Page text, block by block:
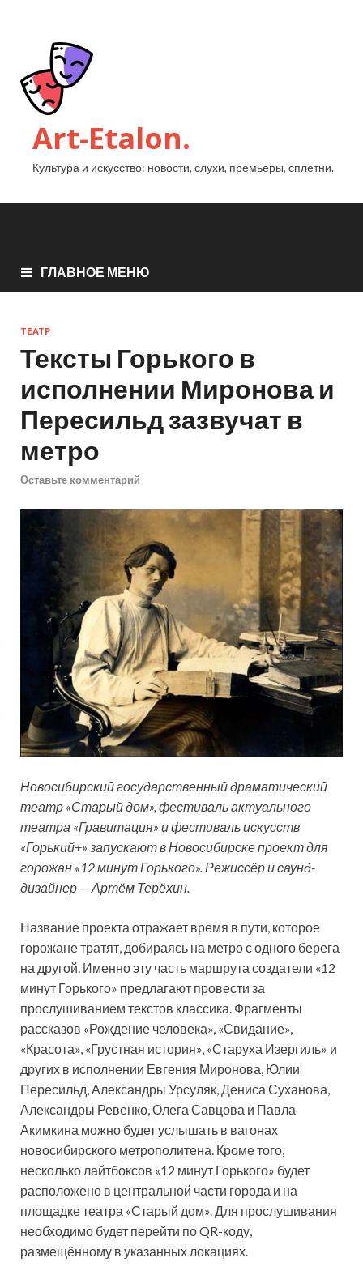
Art-Etalon.
Культура и искусство: новости, слухи, премьеры, сплетни.
ГЛАВНОЕ МЕНЮ
ТЕАТР
Тексты Горького в
исполнении Миронова и
Пересильд зазвучат в
метро
Оставьте комментарий
Новосибирский государственный драматический
театр «Старый дом», фестиваль актуального
театра «Гравитация» и фестиваль искусств
«Горький+» запускают в Новосибирске проект для
горожан «12 минут Горького». Режиссёр и саунд-
дизайнер — Артём Терёхин.
Название проекта отражает время в пути, которое
горожане тратят, добираясь на метро с одного берега
на другой. Именно эту часть маршрута создатели «12
минут Горького» предлагают провести за
прослушиванием текстов классика. Фрагменты
рассказов «Рождение человека», «Свидание»,
«Красота», «Грустная история», «Старуха Изергиль» и
других в исполнении Евгения Миронова, Юлии
Пересильд, Александры Урсуляк, Дениса Суханова,
Александры Ревенко, Олега Савцова и Павла
Акимкина можно будет услышать в вагонах
новосибирского метрополитена. Кроме того,
несколько лайтбоксов «12 минут Горького» будет
расположено в центральной части города и на
площадке театра «Старый дом». Для прослушивания
необходимо будет перейти по QR-коду,
размещённому в указанных локациях.